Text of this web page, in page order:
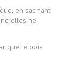
en sachant
elles ne
que le bois